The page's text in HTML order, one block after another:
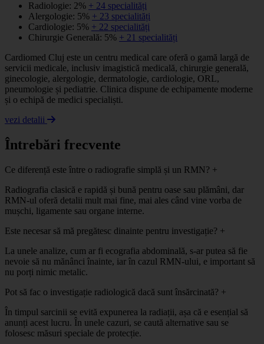
Radiologie: 2% + 24 specialități
Alergologie: 5% + 23 specialități
Cardiologie: 5% + 22 specialități
Chirurgie Generală: 5% + 21 specialități
Cardiomed Cluj este un centru medical care oferă o gamă largă de
servicii medicale, inclusiv imagistică medicală, chirurgie generală,
ginecologie, alergologie, dermatologie, cardiologie, ORL,
pneumologie și pediatrie. Clinica dispune de echipamente moderne
și o echipă de medici specialiști.
vezi detalii
Întrebări frecvente
Ce diferență este între o radiografie simplă și un RMN? +
Radiografia clasică e rapidă și bună pentru oase sau plămâni, dar
RMN-ul oferă detalii mult mai fine, mai ales când vine vorba de
mușchi, ligamente sau organe interne.
Este necesar să mă pregătesc dinainte pentru investigație? +
La unele analize, cum ar fi ecografia abdominală, s-ar putea să fie
nevoie să nu mănânci înainte, iar în cazul RMN-ului, e important să
nu porți nimic metalic.
Pot să fac o investigație radiologică dacă sunt însărcinată? +
În timpul sarcinii se evită expunerea la radiații, așa că e esențial să
anunți acest lucru. În unele cazuri, se caută alternative sau se
folosesc măsuri speciale de protecție.